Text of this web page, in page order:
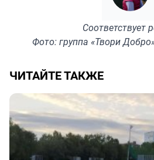
Соответствует
Фото: группа «Твори
ЧИТАЙТЕ ТАКЖЕ